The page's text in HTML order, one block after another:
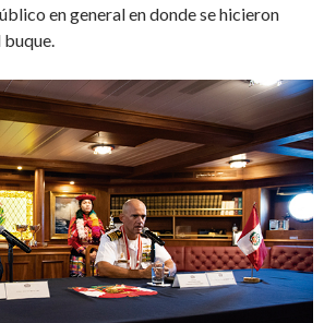
en general en donde se hicieron